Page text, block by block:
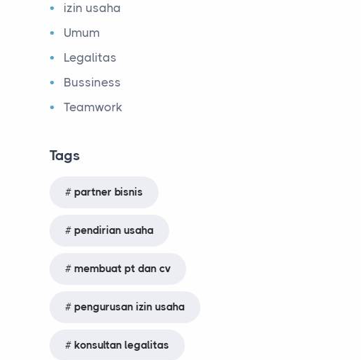
izin usaha
Umum
Legalitas
Bussiness
Teamwork
Tags
partner bisnis
pendirian usaha
membuat pt dan cv
pengurusan izin usaha
konsultan legalitas